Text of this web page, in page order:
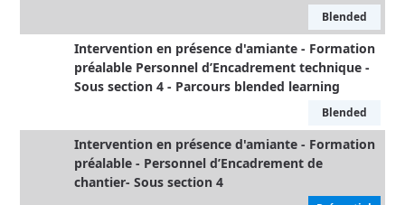
Blended
Intervention en présence d'amiante - Formation
préalable Personnel d’Encadrement technique -
Sous section 4 - Parcours blended learning
Blended
Intervention en présence d'amiante - Formation
préalable - Personnel d’Encadrement de
chantier- Sous section 4